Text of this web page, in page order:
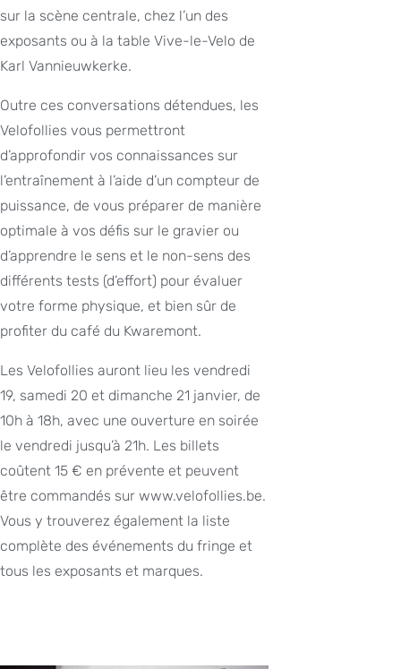
sur la scène centrale, chez l’un des
exposants ou à la table Vive-le-Velo de
Karl Vannieuwkerke.
Outre ces conversations détendues, les
Velofollies vous permettront
d’approfondir vos connaissances sur
l’entraînement à l’aide d’un compteur de
puissance, de vous préparer de manière
optimale à vos défis sur le gravier ou
d’apprendre le sens et le non-sens des
différents tests (d’effort) pour évaluer
votre forme physique, et bien sûr de
profiter du café du Kwaremont.
Les Velofollies auront lieu les vendredi
19, samedi 20 et dimanche 21 janvier, de
10h à 18h, avec une ouverture en soirée
le vendredi jusqu’à 21h. Les billets
coûtent 15 € en prévente et peuvent
être commandés sur www.velofollies.be.
Vous y trouverez également la liste
complète des événements du fringe et
tous les exposants et marques.